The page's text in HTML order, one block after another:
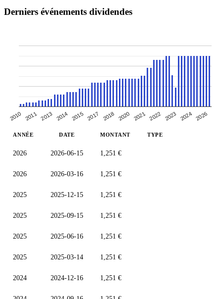
Derniers événements dividendes
2010 2011 2013 2014 2015 2017 2018 2020 2021 2022 2023 2024 2026
ANNÉE DATE MONTANT TYPE
2026 2026-06-15 1,251 €
2026 2026-03-16 1,251 €
2025 2025-12-15 1,251 €
2025 2025-09-15 1,251 €
2025 2025-06-16 1,251 €
2025 2025-03-14 1,251 €
2024 2024-12-16 1,251 €